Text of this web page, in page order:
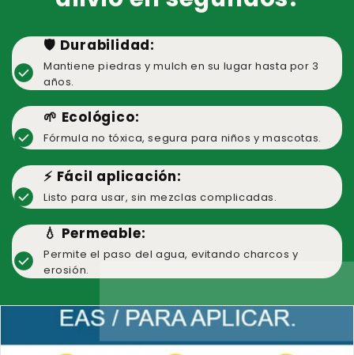
check_circle
🛡️ Durabilidad:​
Mantiene piedras y mulch en su lugar hasta por 3
años.​
check_circle
🌱 Ecológico:​
Fórmula no tóxica, segura para niños y mascotas.​
check_circle
⚡ Fácil aplicación:​
Listo para usar, sin mezclas complicadas.​
check_circle
💧 Permeable:​
Permite el paso del agua, evitando charcos y
erosión.